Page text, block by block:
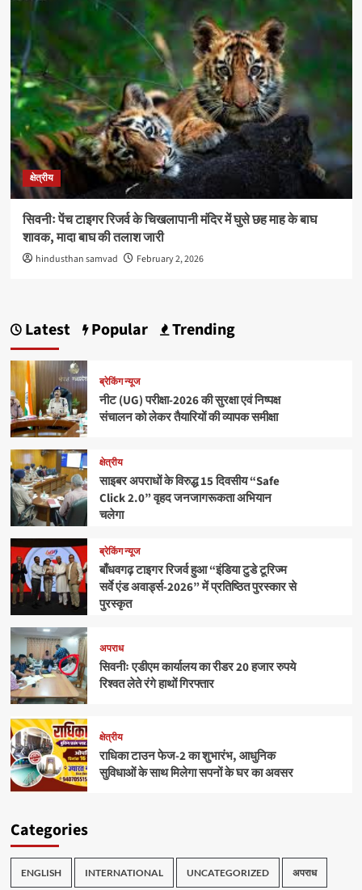
क्षेत्रीय
सिवनीः पेंच टाइगर रिजर्व के चिखलापानी मंदिर में घुसे छह माह के बाघ
शावक, मादा बाघ की तलाश जारी
hindusthan samvad February 2, 2026
Latest Popular Trending
ब्रेकिंग न्यूज
नीट (UG) परीक्षा-2026 की सुरक्षा एवं निष्पक्ष
संचालन को लेकर तैयारियों की व्यापक समीक्षा
क्षेत्रीय
साइबर अपराधों के विरुद्ध 15 दिवसीय “Safe
Click 2.0” वृहद जनजागरूकता अभियान
चलेगा
ब्रेकिंग न्यूज
बाँधवगढ़ टाइगर रिजर्व हुआ “इंडिया टुडे टूरिज्म
सर्वे एंड अवार्ड्स-2026” में प्रतिष्ठित पुरस्कार से
पुरस्कृत
अपराध
सिवनीः एडीएम कार्यालय का रीडर 20 हजार रुपये
रिश्वत लेते रंगे हाथों गिरफ्तार
क्षेत्रीय
राधिका टाउन फेज-2 का शुभारंभ, आधुनिक
सुविधाओं के साथ मिलेगा सपनों के घर का अवसर
Categories
ENGLISH INTERNATIONAL UNCATEGORIZED अपराध